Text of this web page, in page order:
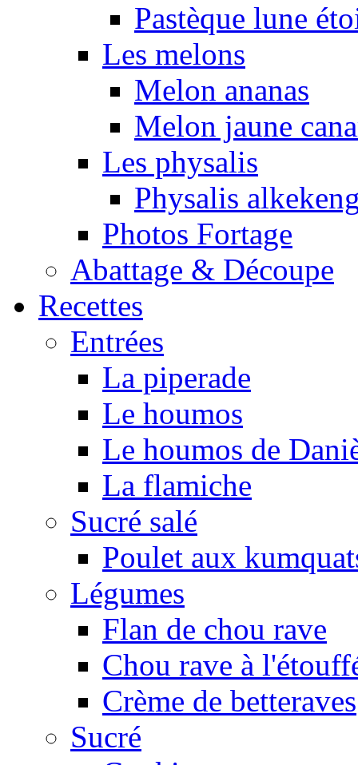
Pastèque lune
Les melons
Melon ananas
Melon jaune
Les physalis
Physalis
Photos Fortage
Abattage & Découpe
Recettes
Entrées
La piperade
Le houmos
Le houmos de
La flamiche
Sucré salé
Poulet aux
Légumes
Flan de chou rave
Chou rave à
Crème de betteraves
Sucré